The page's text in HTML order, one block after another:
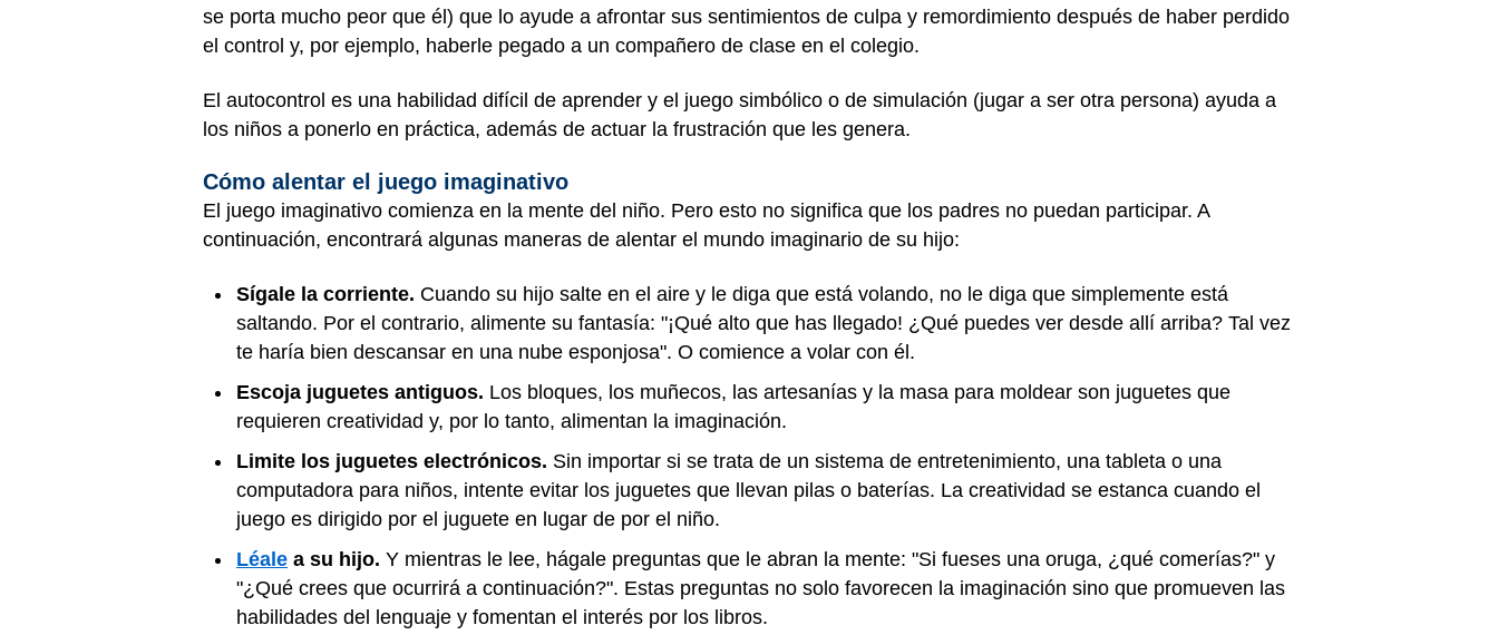
se porta mucho peor que él) que lo ayude a afrontar sus sentimientos de culpa y remordimiento después de haber perdido
el control y, por ejemplo, haberle pegado a un compañero de clase en el colegio.
El autocontrol es una habilidad difícil de aprender y el juego simbólico o de simulación (jugar a ser otra persona) ayuda a
los niños a ponerlo en práctica, además de actuar la frustración que les genera.
Cómo alentar el juego imaginativo
El juego imaginativo comienza en la mente del niño. Pero esto no significa que los padres no puedan participar. A
continuación, encontrará algunas maneras de alentar el mundo imaginario de su hijo:
Sígale la corriente. Cuando su hijo salte en el aire y le diga que está volando, no le diga que simplemente está
saltando. Por el contrario, alimente su fantasía: "¡Qué alto que has llegado! ¿Qué puedes ver desde allí arriba? Tal vez
te haría bien descansar en una nube esponjosa". O comience a volar con él.
Escoja juguetes antiguos. Los bloques, los muñecos, las artesanías y la masa para moldear son juguetes que
requieren creatividad y, por lo tanto, alimentan la imaginación.
Limite los juguetes electrónicos. Sin importar si se trata de un sistema de entretenimiento, una tableta o una
computadora para niños, intente evitar los juguetes que llevan pilas o baterías. La creatividad se estanca cuando el
juego es dirigido por el juguete en lugar de por el niño.
Léale a su hijo. Y mientras le lee, hágale preguntas que le abran la mente: "Si fueses una oruga, ¿qué comerías?" y
"¿Qué crees que ocurrirá a continuación?". Estas preguntas no solo favorecen la imaginación sino que promueven las
habilidades del lenguaje y fomentan el interés por los libros.